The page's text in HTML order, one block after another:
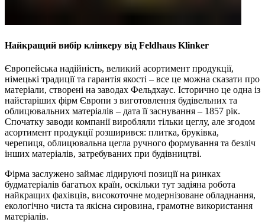
Найкращий вибір клінкеру від Feldhaus Klinker
Європейська надійність, великий асортимент продукції,
німецькі традиції та гарантія якості – все це можна сказати про
матеріали, створені на заводах Фельдхаус. Історично це одна із
найстаріших фірм Європи з виготовлення будівельних та
облицювальних матеріалів – дата її заснування – 1857 рік.
Спочатку заводи компанії виробляли тільки цеглу, але згодом
асортимент продукції розширився: плитка, бруківка,
черепиця, облицювальна цегла ручного формування та безліч
інших матеріалів, затребуваних при будівництві.
Фірма заслужено займає лідируючі позиції на ринках
будматеріалів багатьох країн, оскільки тут задіяна робота
найкращих фахівців, високоточне модернізоване обладнання,
екологічно чиста та якісна сировина, грамотне використання
матеріалів.